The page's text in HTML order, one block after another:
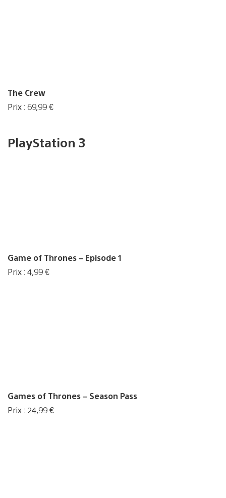
The Crew
Prix : 69,99 €
PlayStation 3
Game of Thrones – Episode 1
Prix : 4,99 €
Games of Thrones – Season Pass
Prix : 24,99 €